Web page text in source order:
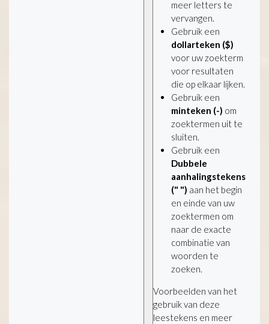
meer letters te
vervangen.
Gebruik een
dollarteken ($)
voor uw zoekterm
voor resultaten
die op elkaar lijken.
Gebruik een
minteken (-) om
zoektermen uit te
sluiten.
Gebruik een
Dubbele
aanhalingstekens
(" ") aan het begin
en einde van uw
zoektermen om
naar de exacte
combinatie van
woorden te
zoeken.
Voorbeelden van het
gebruik van deze
leestekens en meer